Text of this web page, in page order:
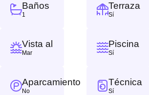
Baños
1
Terraza
Sí
Vista al
Mar
Piscina
Sí
Aparcamiento
No
Técnica
Sí